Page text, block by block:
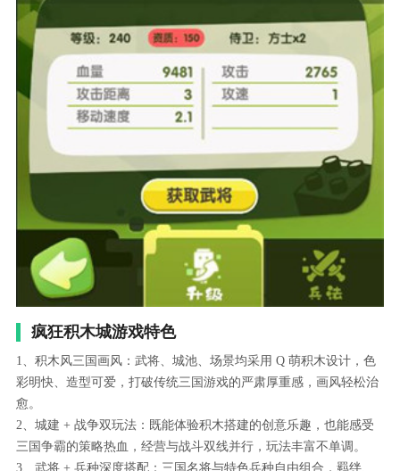
疯狂积木城游戏特色
1、积木风三国画风：武将、城池、场景均采用 Q 萌积木设计，色
彩明快、造型可爱，打破传统三国游戏的严肃厚重感，画风轻松治
愈。
2、城建 + 战争双玩法：既能体验积木搭建的创意乐趣，也能感受
三国争霸的策略热血，经营与战斗双线并行，玩法丰富不单调。
3、武将 + 兵种深度搭配：三国名将与特色兵种自由组合，羁绊、